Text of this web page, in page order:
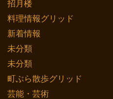
招月楼
料理情報グリッド
新着情報
未分類
未分類
町ぶら散歩グリッド
芸能・芸術